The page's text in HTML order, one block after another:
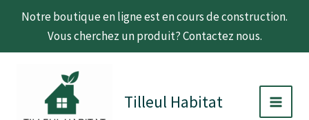
Notre boutique en ligne est en cours de construction.
Vous cherchez un produit? Contactez nous.
Aller
Tilleul Habitat